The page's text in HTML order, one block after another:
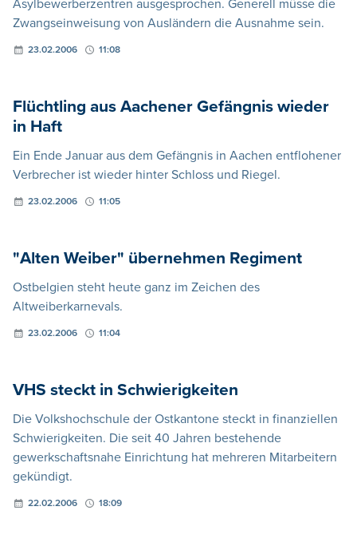
Asylbewerberzentren ausgesprochen. Generell müsse die
Zwangseinweisung von Ausländern die Ausnahme sein.
23.02.2006 11:08
Flüchtling aus Aachener Gefängnis wieder
in Haft
Ein Ende Januar aus dem Gefängnis in Aachen entflohener
Verbrecher ist wieder hinter Schloss und Riegel.
23.02.2006 11:05
"Alten Weiber" übernehmen Regiment
Ostbelgien steht heute ganz im Zeichen des
Altweiberkarnevals.
23.02.2006 11:04
VHS steckt in Schwierigkeiten
Die Volkshochschule der Ostkantone steckt in finanziellen
Schwierigkeiten. Die seit 40 Jahren bestehende
gewerkschaftsnahe Einrichtung hat mehreren Mitarbeitern
gekündigt.
22.02.2006 18:09